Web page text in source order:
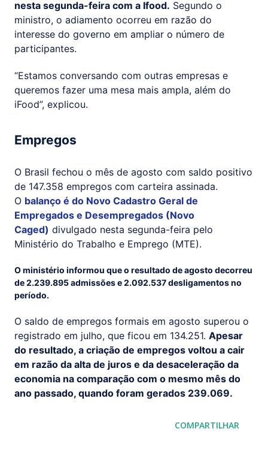
nesta segunda-feira com a Ifood. Segundo o
ministro, o adiamento ocorreu em razão do
interesse do governo em ampliar o número de
participantes.
“Estamos conversando com outras empresas e
queremos fazer uma mesa mais ampla, além do
iFood”, explicou.
Empregos
O Brasil fechou o mês de agosto com saldo positivo
de 147.358 empregos com carteira assinada.
O balanço é do Novo Cadastro Geral de
Empregados e Desempregados (Novo
Caged) divulgado nesta segunda-feira pelo
Ministério do Trabalho e Emprego (MTE).
O ministério informou que o resultado de agosto decorreu
de 2.239.895 admissões e 2.092.537 desligamentos no
período.
O saldo de empregos formais em agosto superou o
registrado em julho, que ficou em 134.251. Apesar
do resultado, a criação de empregos voltou a cair
em razão da alta de juros e da desaceleração da
economia na comparação com o mesmo mês do
ano passado, quando foram gerados 239.069.
COMPARTILHAR